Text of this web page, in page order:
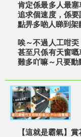
肯定係最多人最
追求個速度，係要
點畀多啲人睇到架
唉～不過人工咁
甚至只係有天窗
難多吖嘛～只要動
【這就是霸氣】